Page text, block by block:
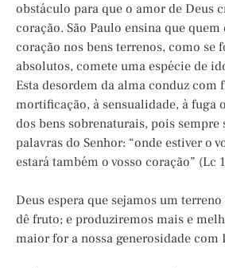
obstáculo para que o amor de Deus
coração. São Paulo ensina que
coração nos bens terrenos, como se
absolutos, comete uma espécie de
Esta desordem da alma conduz com
mortificação, à sensualidade, à fuga
dos bens sobrenaturais, pois sempre
palavras do Senhor: “onde estiver o
estará também o vosso coração” (Lc
Deus espera que sejamos um
dê fruto; e produziremos mais e
maior for a nossa generosidade com